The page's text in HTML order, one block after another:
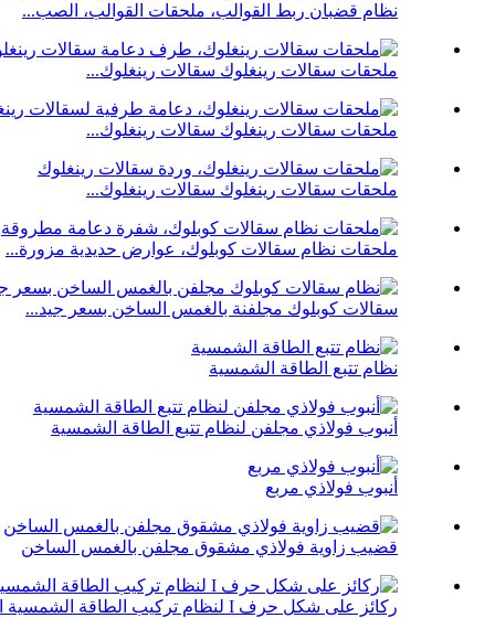
نظام قضبان ربط القوالب، ملحقات القوالب، الصب...
ملحقات سقالات رينغلوك سقالات رينغلوك...
ملحقات سقالات رينغلوك سقالات رينغلوك...
ملحقات سقالات رينغلوك سقالات رينغلوك...
ملحقات نظام سقالات كوبلوك، عوارض حديدية مزورة...
سقالات كوبلوك مجلفنة بالغمس الساخن بسعر جيد...
نظام تتبع الطاقة الشمسية
أنبوب فولاذي مجلفن لنظام تتبع الطاقة الشمسية
أنبوب فولاذي مربع
قضيب زاوية فولاذي مشقوق مجلفن بالغمس الساخن
ركائز على شكل حرف I لنظام تركيب الطاقة الشمسية الثابت